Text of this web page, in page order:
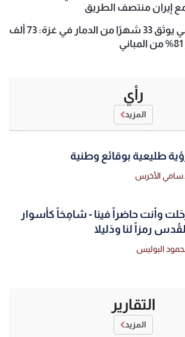
إيران منتصف الطريق
تحقيق إسرائيلي يوثق 33 شهرًا من الدمار في غزة: 73 ألف
رأي
المزيد
طليعية بوقائع وطنية
الأخرس
وأنت حاضراً فينا - شامِخاً كأسوار
رمزاً لنا ودَليلا
البوليس
التقارير
المزيد